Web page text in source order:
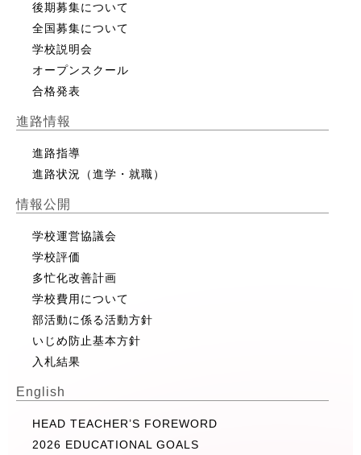
後期募集について
全国募集について
学校説明会
オープンスクール
合格発表
進路情報
進路指導
進路状況（進学・就職）
情報公開
学校運営協議会
学校評価
多忙化改善計画
学校費用について
部活動に係る活動方針
いじめ防止基本方針
入札結果
English
HEAD TEACHER’S FOREWORD
2026 EDUCATIONAL GOALS